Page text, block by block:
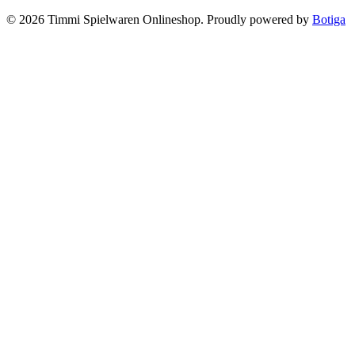
© 2026 Timmi Spielwaren Onlineshop. Proudly powered by Botiga